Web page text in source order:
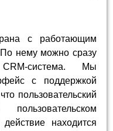
с работающим
нему можно сразу
система. Мы
с поддержкой
пользовательский
находится